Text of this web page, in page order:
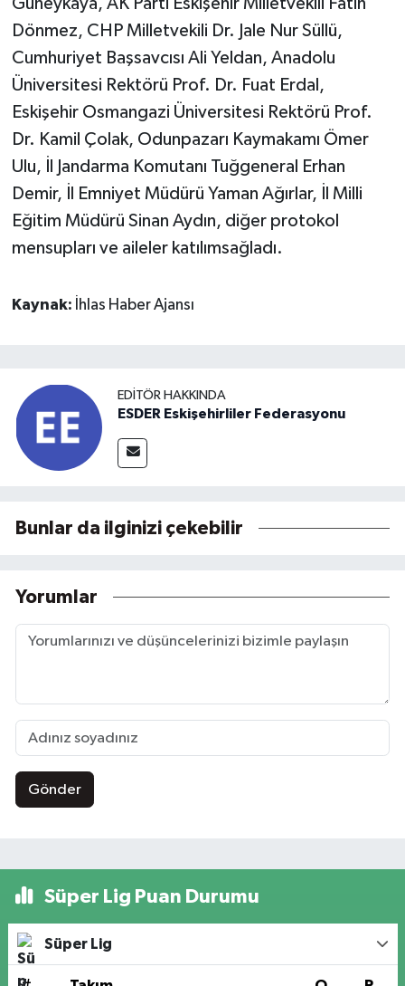
Güneykaya, AK Parti Eskişehir Milletvekili Fatih
Dönmez, CHP Milletvekili Dr. Jale Nur Süllü,
Cumhuriyet Başsavcısı Ali Yeldan, Anadolu
Üniversitesi Rektörü Prof. Dr. Fuat Erdal,
Eskişehir Osmangazi Üniversitesi Rektörü Prof.
Dr. Kamil Çolak, Odunpazarı Kaymakamı Ömer
Ulu, İl Jandarma Komutanı Tuğgeneral Erhan
Demir, İl Emniyet Müdürü Yaman Ağırlar, İl Milli
Eğitim Müdürü Sinan Aydın, diğer protokol
mensupları ve aileler katılımsağladı.
Kaynak: İhlas Haber Ajansı
EDITÖR HAKKINDA
ESDER Eskişehirliler Federasyonu
Bunlar da ilginizi çekebilir
Yorumlar
Gönder
Süper Lig Puan Durumu
Süper Lig